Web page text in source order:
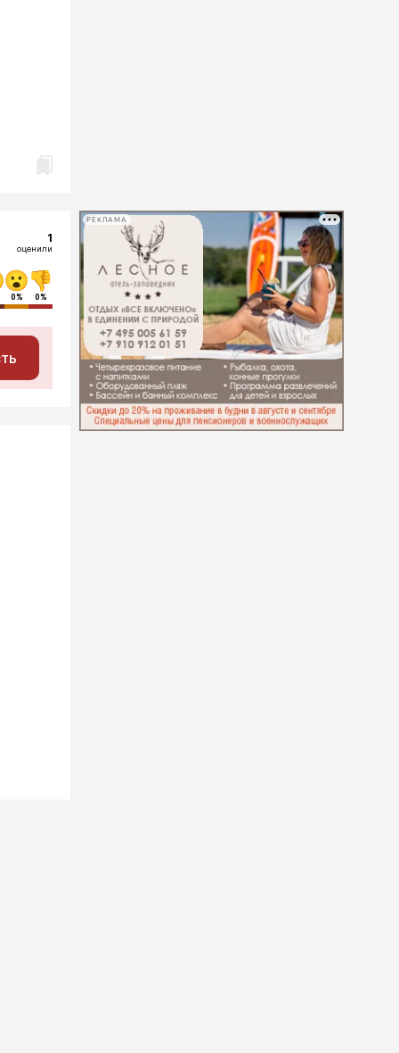
1
оценили
0% 0%
РЕКЛАМА